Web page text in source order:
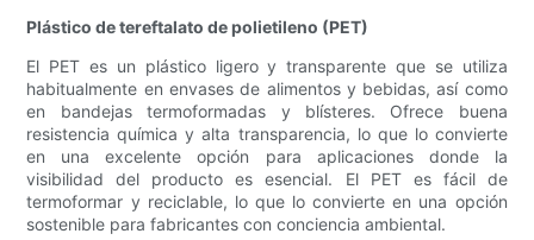
Plástico de tereftalato de polietileno (PET)
El PET es un plástico ligero y transparente que se utiliza
habitualmente en envases de alimentos y bebidas, así como
en bandejas termoformadas y blísteres. Ofrece buena
resistencia química y alta transparencia, lo que lo convierte
en una excelente opción para aplicaciones donde la
visibilidad del producto es esencial. El PET es fácil de
termoformar y reciclable, lo que lo convierte en una opción
sostenible para fabricantes con conciencia ambiental.